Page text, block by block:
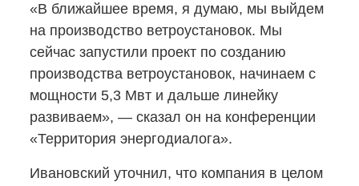
«В ближайшее время, я думаю, мы выйдем
на производство ветроустановок. Мы
сейчас запустили проект по созданию
производства ветроустановок, начинаем с
мощности 5,3 Мвт и дальше линейку
развиваем», — сказал он на конференции
«Территория энергодиалога».
Ивановский уточнил, что компания в целом